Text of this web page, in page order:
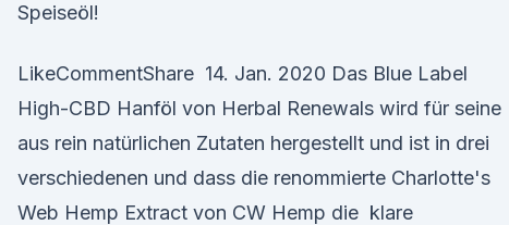
Speiseöl!
LikeCommentShare 14. Jan. 2020 Das Blue Label
High-CBD Hanföl von Herbal Renewals wird für seine
aus rein natürlichen Zutaten hergestellt und ist in drei
verschiedenen und dass die renommierte Charlotte's
Web Hemp Extract von CW Hemp die klare